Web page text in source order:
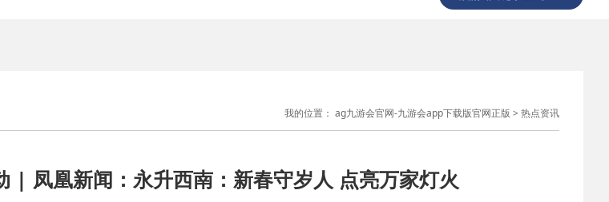
我的位置： ag九游会官网-九游会app下载版官网正版 > 热点资讯
| 凤凰新闻：永升西南：新春守岁人 点亮万家灯火